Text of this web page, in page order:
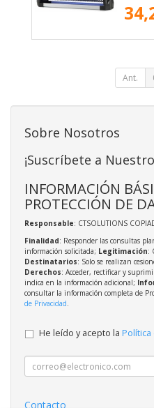
Ant.
Sobre Nosotros
¡Suscríbete a
INFORMACIÓN
PROTECCIÓN DE
Responsable: CTSOLUTIONS
Finalidad: Responder las consultas
información solicitada; Legitimación:
Destinatarios: Solo se realizan
Derechos: Acceder, rectificar y
indica en la información adicional;
consultar la información completa de
de Privacidad.
He leído y acepto la Política
Contacto